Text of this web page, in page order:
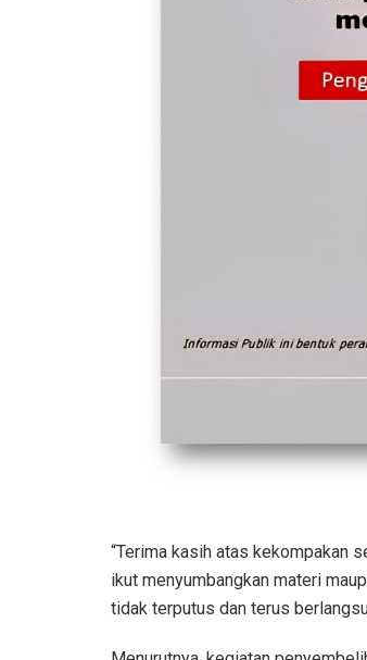
“Terima kasih atas kekompakan
ikut menyumbangkan materi
tidak terputus dan terus